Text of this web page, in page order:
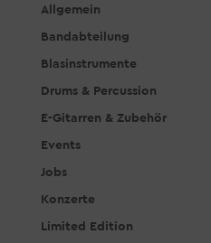
Allgemein
Bandabteilung
Blasinstrumente
Drums & Percussion
E-Gitarren & Zubehör
Events
Jobs
Konzerte
Limited Edition